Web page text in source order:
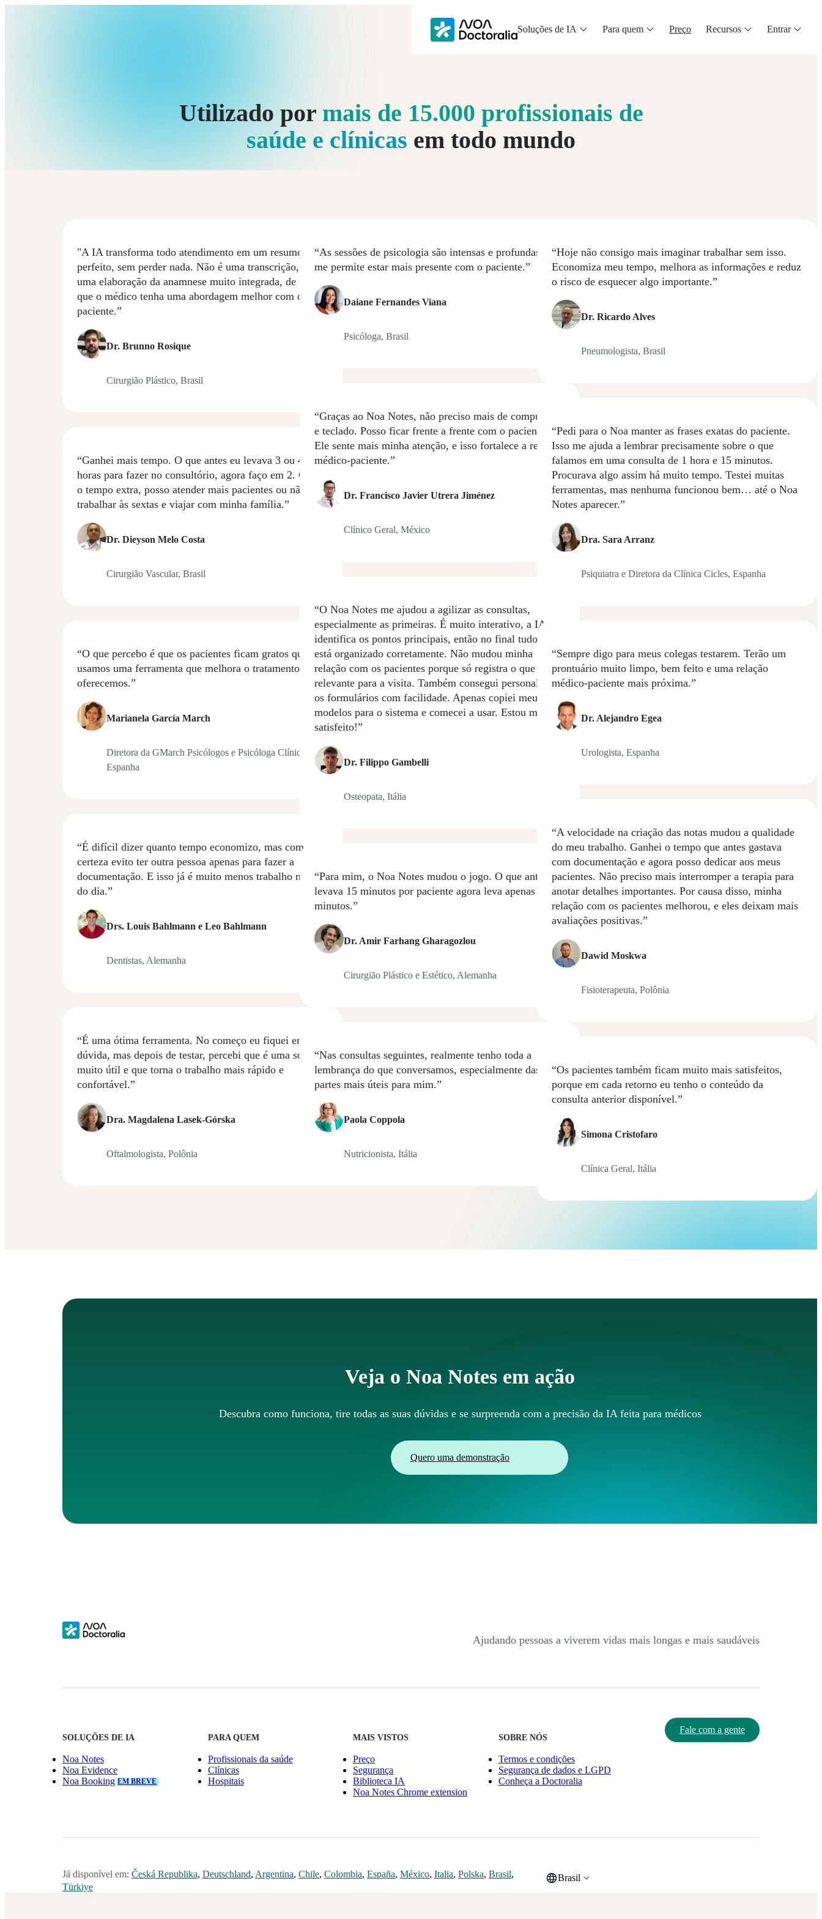
Soluções de IA Para quem Preço Recursos Entrar
Utilizado por mais de 15.000 profissionais de
saúde e clínicas em todo mundo
"A IA transforma todo atendimento em um resumo
perfeito, sem perder nada. Não é uma transcrição, é
uma elaboração da anamnese muito integrada, de forma
que o médico tenha uma abordagem melhor com o seu
paciente.”
Dr. Brunno Rosique
Cirurgião Plástico, Brasil
“As sessões de psicologia são intensas e profundas; Noa
me permite estar mais presente com o paciente.”
Daiane Fernandes Viana
Psicóloga, Brasil
“Hoje não consigo mais imaginar trabalhar sem isso.
Economiza meu tempo, melhora as informações e reduz
o risco de esquecer algo importante.”
Dr. Ricardo Alves
Pneumologista, Brasil
“Ganhei mais tempo. O que antes eu levava 3 ou 4
horas para fazer no consultório, agora faço em 2. Com
o tempo extra, posso atender mais pacientes ou não
trabalhar às sextas e viajar com minha família.”
Dr. Dieyson Melo Costa
Cirurgião Vascular, Brasil
“Graças ao Noa Notes, não preciso mais de computador
e teclado. Posso ficar frente a frente com o paciente.
Ele sente mais minha atenção, e isso fortalece a relação
médico-paciente.”
Dr. Francisco Javier Utrera Jiménez
Clínico Geral, México
“Pedi para o Noa manter as frases exatas do paciente.
Isso me ajuda a lembrar precisamente sobre o que
falamos em uma consulta de 1 hora e 15 minutos.
Procurava algo assim há muito tempo. Testei muitas
ferramentas, mas nenhuma funcionou bem… até o Noa
Notes aparecer.”
Dra. Sara Arranz
Psiquiatra e Diretora da Clínica Cicles, Espanha
“O que percebo é que os pacientes ficam gratos quando
usamos uma ferramenta que melhora o tratamento que
oferecemos.”
Marianela García March
Diretora da GMarch Psicólogos e Psicóloga Clínica,
Espanha
“O Noa Notes me ajudou a agilizar as consultas,
especialmente as primeiras. É muito interativo, a IA
identifica os pontos principais, então no final tudo já
está organizado corretamente. Não mudou minha
relação com os pacientes porque só registra o que é
relevante para a visita. Também consegui personalizar
os formulários com facilidade. Apenas copiei meus
modelos para o sistema e comecei a usar. Estou muito
satisfeito!”
Dr. Filippo Gambelli
Osteopata, Itália
“Sempre digo para meus colegas testarem. Terão um
prontuário muito limpo, bem feito e uma relação
médico-paciente mais próxima.”
Dr. Alejandro Egea
Urologista, Espanha
“É difícil dizer quanto tempo economizo, mas com
certeza evito ter outra pessoa apenas para fazer a
documentação. E isso já é muito menos trabalho no fim
do dia.”
Drs. Louis Bahlmann e Leo Bahlmann
Dentistas, Alemanha
“Para mim, o Noa Notes mudou o jogo. O que antes
levava 15 minutos por paciente agora leva apenas 3 a 4
minutos.”
Dr. Amir Farhang Gharagozlou
Cirurgião Plástico e Estético, Alemanha
“A velocidade na criação das notas mudou a qualidade
do meu trabalho. Ganhei o tempo que antes gastava
com documentação e agora posso dedicar aos meus
pacientes. Não preciso mais interromper a terapia para
anotar detalhes importantes. Por causa disso, minha
relação com os pacientes melhorou, e eles deixam mais
avaliações positivas.”
Dawid Moskwa
Fisioterapeuta, Polônia
“É uma ótima ferramenta. No começo eu fiquei em
dúvida, mas depois de testar, percebi que é uma solução
muito útil e que torna o trabalho mais rápido e
confortável.”
Dra. Magdalena Lasek-Górska
Oftalmologista, Polônia
“Nas consultas seguintes, realmente tenho toda a
lembrança do que conversamos, especialmente das
partes mais úteis para mim.”
Paola Coppola
Nutricionista, Itália
“Os pacientes também ficam muito mais satisfeitos,
porque em cada retorno eu tenho o conteúdo da
consulta anterior disponível.”
Simona Cristofaro
Clínica Geral, Itália
Veja o Noa Notes em ação
Descubra como funciona, tire todas as suas dúvidas e se surpreenda com a precisão da IA feita para médicos
Quero uma demonstração
Ajudando pessoas a viverem vidas mais longas e mais saudáveis
SOLUÇÕES DE IA
Noa Notes
Noa Evidence
Noa Booking EM BREVE
PARA QUEM
Profissionais da saúde
Clínicas
Hospitais
MAIS VISTOS
Preço
Segurança
Biblioteca IA
Noa Notes Chrome extension
SOBRE NÓS
Termos e condições
Segurança de dados e LGPD
Conheça a Doctoralia
Fale com a gente
Já disponível em: Česká Republika, Deutschland, Argentina, Chile, Colombia, España, México, Italia, Polska, Brasil,
Türkiye
Brasil